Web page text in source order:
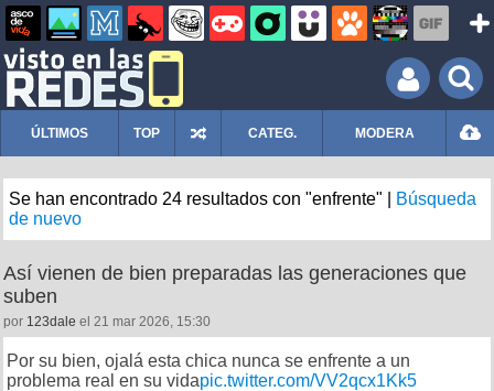
ÚLTIMOS TOP CATEG. MODERA
Se han encontrado 24 resultados con "enfrente" |
Búsqueda
de nuevo
Así vienen de bien preparadas las generaciones que
suben
por 123dale el 21 mar 2026, 15:30
Por su bien, ojalá esta chica nunca se enfrente a un
problema real en su vidapic.twitter.com/VV2qcx1Kk5